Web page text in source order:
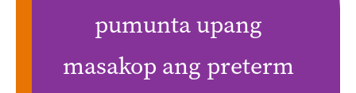
pumunta upang
masakop ang preterm